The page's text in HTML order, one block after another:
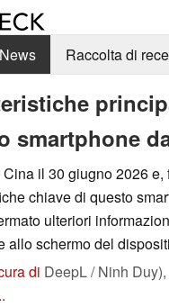
News Raccolta di
smartphone
il 30 giugno 2026 e,
chiave di questo
ulteriori
allo schermo del
di DeepL / Ninh Duy),